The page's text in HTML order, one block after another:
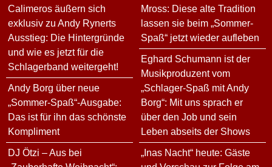
Calimeros äußern sich
exklusiv zu Andy Rynerts
Ausstieg: Die Hintergründe
und wie es jetzt für die
Schlagerband weitergeht!
Andy Borg über neue
„Sommer-Spaß“-Ausgabe:
Das ist für ihn das schönste
Kompliment
DJ Ötzi – Aus bei
Mross: Diese alte Tradition
lassen sie beim „Sommer-
Spaß“ jetzt wieder aufleben
Eghard Schumann ist der
Musikproduzent vom
„Schlager-Spaß mit Andy
Borg“: Mit uns sprach er
über den Job und sein
Leben abseits der Shows
„Inas Nacht“ heute: Gäste